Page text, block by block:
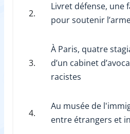
2.
Livret défense, une
pour soutenir
3.
À Paris, quatre
d’un cabinet
racistes
4.
Au musée de
entre étrangers et